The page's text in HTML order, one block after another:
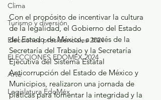
Clima
Turismo y diversión
Elecciones presidenciales 2024
ELECCIONES EDOMEX 2024
Arte
Legislatura EdoMéx
Con el propósito de incentivar la cultura
de la legalidad, el Gobierno del Estado
del Estado de México, a través de la
Secretaría del Trabajo y la Secretaría
Ejecutiva del Sistema Estatal
Anticorrupción del Estado de México y
Municipios, realizaron una jornada de
pláticas para fomentar la integridad y la